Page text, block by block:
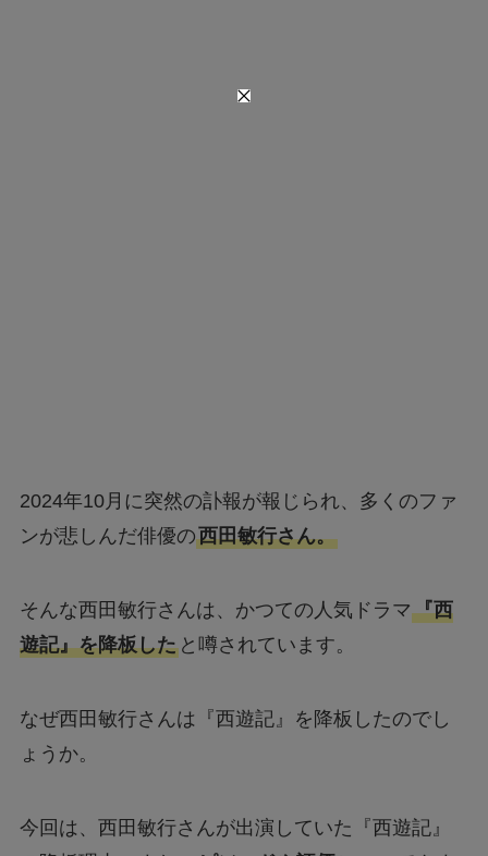
2024年10月に突然の訃報が報じられ、多くのファ
ンが悲しんだ俳優の西田敏行さん。
そんな西田敏行さんは、かつての人気ドラマ『西
遊記』を降板したと噂されています。
なぜ西田敏行さんは『西遊記』を降板したのでし
ょうか。
今回は、西田敏行さんが出演していた『西遊記』